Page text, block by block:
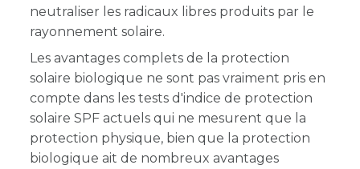
neutraliser les radicaux libres produits par le
rayonnement solaire.
Les avantages complets de la protection
solaire biologique ne sont pas vraiment pris en
compte dans les tests d'indice de protection
solaire SPF actuels qui ne mesurent que la
protection physique, bien que la protection
biologique ait de nombreux avantages